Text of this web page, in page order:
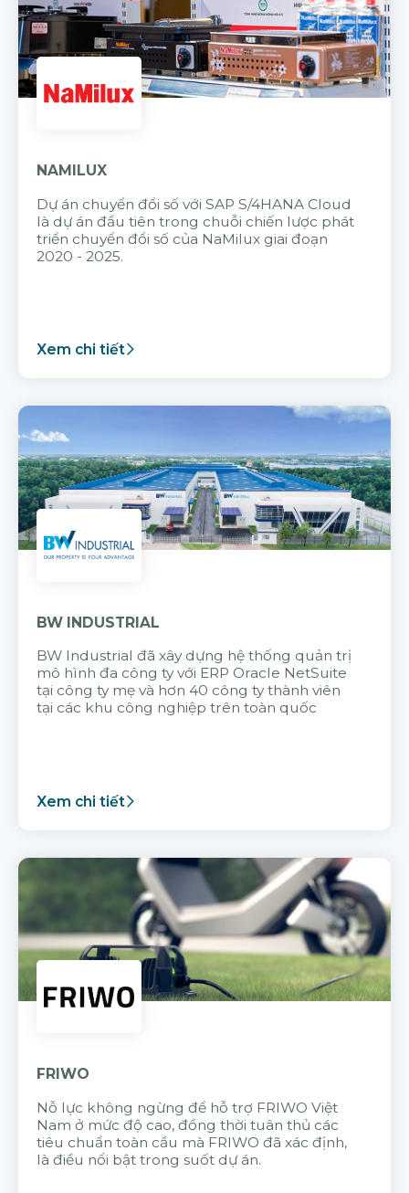
NAMILUX
Dự án chuyển đổi số với SAP S/4HANA Cloud
là dự án đầu tiên trong chuỗi chiến lược phát
triển chuyển đổi số của NaMilux giai đoạn
2020 - 2025.
Xem chi tiết
BW INDUSTRIAL
BW Industrial đã xây dựng hệ thống quản trị
mô hình đa công ty với ERP Oracle NetSuite
tại công ty mẹ và hơn 40 công ty thành viên
tại các khu công nghiệp trên toàn quốc
Xem chi tiết
FRIWO
Nỗ lực không ngừng để hỗ trợ FRIWO Việt
Nam ở mức độ cao, đồng thời tuân thủ các
tiêu chuẩn toàn cầu mà FRIWO đã xác định,
là điều nổi bật trong suốt dự án.